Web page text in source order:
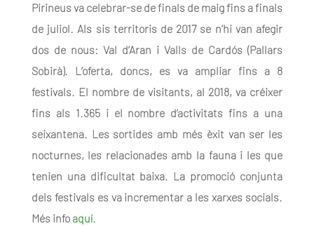
Pirineus va celebrar-se de finals de maig fins a finals
de juliol. Als sis territoris de 2017 se n’hi van afegir
dos de nous: Val d’Aran i Valls de Cardós (Pallars
Sobirà). L’oferta, doncs, es va ampliar fins a 8
festivals. El nombre de visitants, al 2018, va créixer
fins als 1.365 i el nombre d’activitats fins a una
seixantena. Les sortides amb més èxit van ser les
nocturnes, les relacionades amb la fauna i les que
tenien una dificultat baixa. La promoció conjunta
dels festivals es va incrementar a les xarxes socials.
Més info aquí.